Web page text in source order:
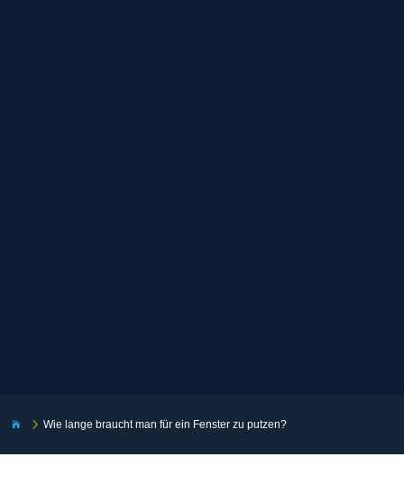
 5Wie lange braucht man für ein Fenster zu putzen?